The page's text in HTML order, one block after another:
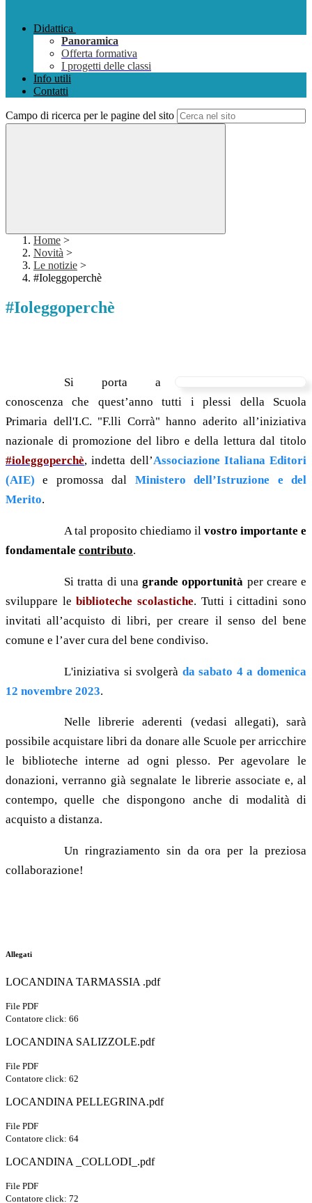
Didattica
Panoramica
Offerta formativa
I progetti delle classi
Info utili
Contatti
Campo di ricerca per le pagine del sito
Home >
Novità >
Le notizie >
#Ioleggoperchè
#Ioleggoperchè
Si porta a
conoscenza che quest’anno tutti i plessi della Scuola
Primaria dell'I.C. "F.lli Corrà" hanno aderito all’iniziativa
nazionale di promozione del libro e della lettura dal titolo
#ioleggoperchè, indetta dell’Associazione Italiana Editori
(AIE) e promossa dal Ministero dell’Istruzione e del
Merito.
A tal proposito chiediamo il vostro importante e
fondamentale contributo.
Si tratta di una grande opportunità per creare e
sviluppare lebiblioteche scolastiche. Tutti i cittadini sono
invitati all’acquisto di libri, per creare il senso del bene
comune e l’aver cura del bene condiviso.
L'iniziativa si svolgerà da sabato 4 a domenica
12 novembre 2023.
Nelle librerie aderenti (vedasi allegati), sarà
possibile acquistare libri da donare alle Scuole per arricchire
le biblioteche interne ad ogni plesso. Per agevolare le
donazioni, verranno già segnalate le librerie associate e, al
contempo, quelle che dispongono anche di modalità di
acquisto a distanza.
Un ringraziamento sin da ora per la preziosa
collaborazione!
Allegati
LOCANDINA TARMASSIA .pdf
File PDF
Contatore click: 66
LOCANDINA SALIZZOLE.pdf
File PDF
Contatore click: 62
LOCANDINA PELLEGRINA.pdf
File PDF
Contatore click: 64
LOCANDINA _COLLODI_.pdf
File PDF
Contatore click: 72